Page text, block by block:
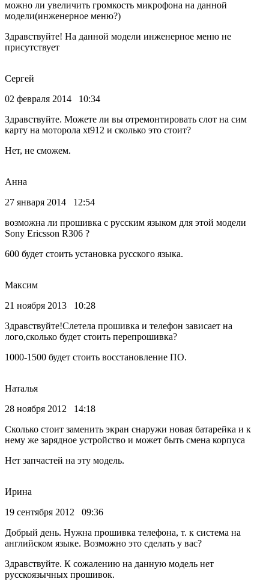
можно ли увеличить громкость микрофона на данной
модели(инженерное меню?)
Здравствуйте! На данной модели инженерное меню не
присутствует
Сергей
02 февраля 2014 10:34
Здравствуйте. Можете ли вы отремонтировать слот на сим
карту на моторола xt912 и сколько это стоит?
Нет, не сможем.
Анна
27 января 2014 12:54
возможна ли прошивка с русским языком для этой модели
Sony Ericsson R306 ?
600 будет стоить установка русского языка.
Максим
21 ноября 2013 10:28
Здравствуйте!Слетела прошивка и телефон зависает на
лого,сколько будет стоить перепрошивка?
1000-1500 будет стоить восстановление ПО.
Наталья
28 ноября 2012 14:18
Сколько стоит заменить экран снаружи новая батарейка и к
нему же зарядное устройство и может быть смена корпуса
Нет запчастей на эту модель.
Ирина
19 сентября 2012 09:36
Добрый день. Нужна прошивка телефона, т. к система на
английском языке. Возможно это сделать у вас?
Здравствуйте. К сожалению на данную модель нет
русскоязычных прошивок.